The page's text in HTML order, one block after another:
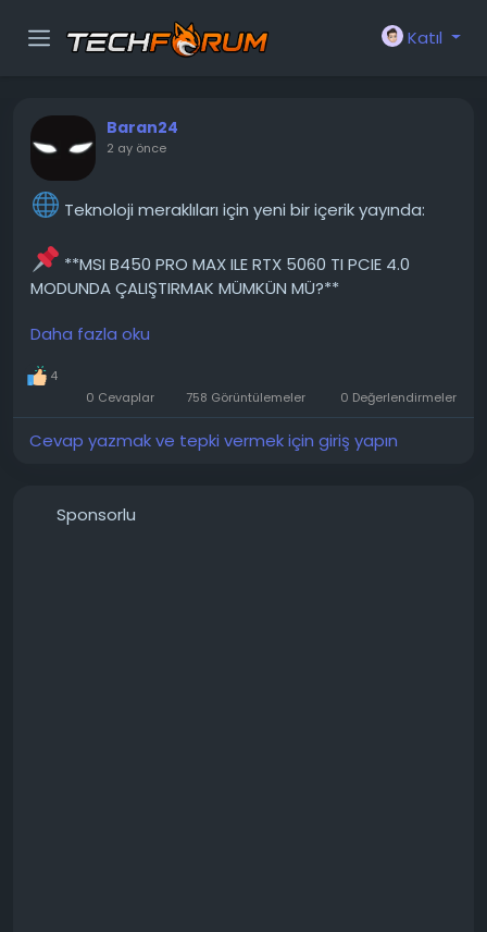
Katıl
Baran24
2 ay önce
Teknoloji meraklıları için yeni bir içerik yayında:
**MSI B450 PRO MAX ILE RTX 5060 TI PCIE 4.0
MODUNDA ÇALIŞTIRMAK MÜMKÜN MÜ?**
Bir sorum var. 16 GB RAM'li bir RTX 5060 Ti ekran
kartım ve MSI B450 Pro Max anakartım var. İşlemcim
ise Ryzen 5 5600X. İşlemciyi anakartımla uyumlu hale
getirmek için BIOS'u güncelledim. Şimdi, PCIe 3.0 ile
önemli bir performans kaybı yaşandığı için (sadece 8
───────────────
Daha fazla oku
4
0 Cevaplar
758 Görüntülemeler 0 Değerlendirmeler
Cevap yazmak ve tepki vermek için giriş yapın
Sponsorlu